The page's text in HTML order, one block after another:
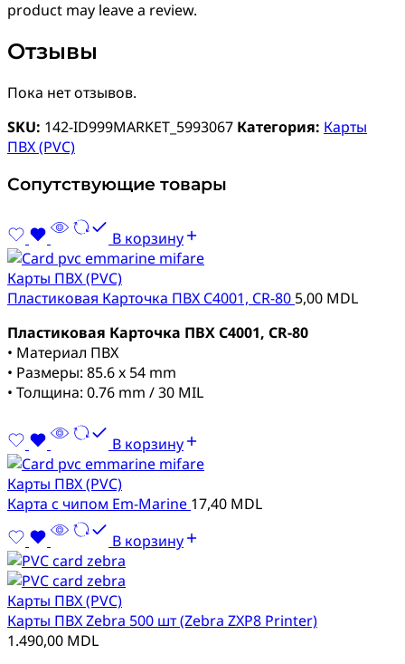
product may leave a review.
Отзывы
Пока нет отзывов.
SKU: 142-ID999MARKET_5993067 Категория: Карты
ПВХ (PVC)
Сопутствующие товары
В корзину
Карты ПВХ (PVC)
Пластиковая Карточка ПВХ C4001, CR-80 5,00 MDL
Пластиковая Карточка ПВХ C4001, CR-80
• Материал ПВХ
• Размеры: 85.6 x 54 mm
• Толщина: 0.76 mm / 30 MIL
В корзину
Карты ПВХ (PVC)
Карта с чипом Em-Marine 17,40 MDL
В корзину
Карты ПВХ (PVC)
Карты ПВХ Zebra 500 шт (Zebra ZXP8 Printer)
1.490,00 MDL